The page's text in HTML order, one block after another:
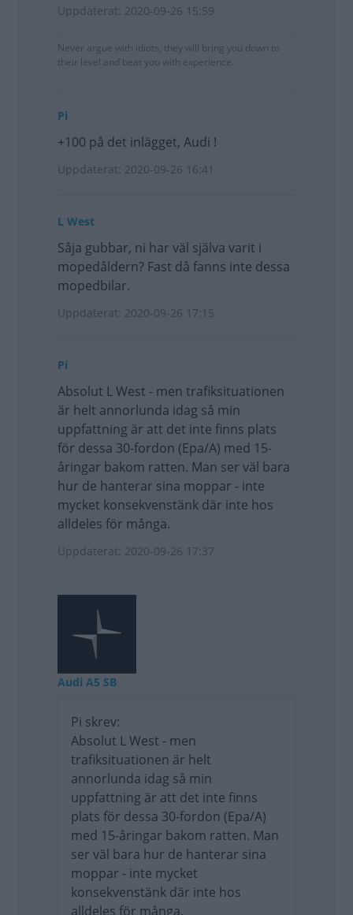
Uppdaterat: 2020-09-26 15:59
Never argue with idiots, they will bring you down to
their level and beat you with experience.
Pi
+100 på det inlägget, Audi !
Uppdaterat: 2020-09-26 16:41
L West
Såja gubbar, ni har väl själva varit i
mopedåldern? Fast då fanns inte dessa
mopedbilar.
Uppdaterat: 2020-09-26 17:15
Pi
Absolut L West - men trafiksituationen
är helt annorlunda idag så min
uppfattning är att det inte finns plats
för dessa 30-fordon (Epa/A) med 15-
åringar bakom ratten. Man ser väl bara
hur de hanterar sina moppar - inte
mycket konsekvenstänk där inte hos
alldeles för många.
Uppdaterat: 2020-09-26 17:37
Audi A5 SB
Pi skrev:
Absolut L West - men
trafiksituationen är helt
annorlunda idag så min
uppfattning är att det inte finns
plats för dessa 30-fordon (Epa/A)
med 15-åringar bakom ratten. Man
ser väl bara hur de hanterar sina
moppar - inte mycket
konsekvenstänk där inte hos
alldeles för många.